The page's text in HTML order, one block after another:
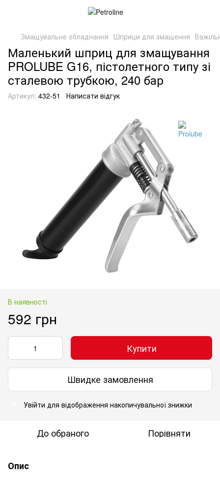
Змащувальне обладнання Шприци для змащення
Маленький шприц для змащування
PROLUBE G16, пістолетного типу зі
сталевою трубкою, 240 бар
Артикул: 432-51 Написати відгук
В наявності
592 грн
Купити
Швидке замовлення
Увійти для відображення накопичувальної знижки
До обраного Порівняти
Опис